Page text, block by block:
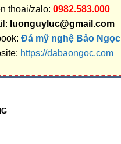
thoại/zalo: 0982.583.000
luonguyluc@gmail.com
Đá mỹ nghệ Bảo Ngọc
https://dabaongoc.com